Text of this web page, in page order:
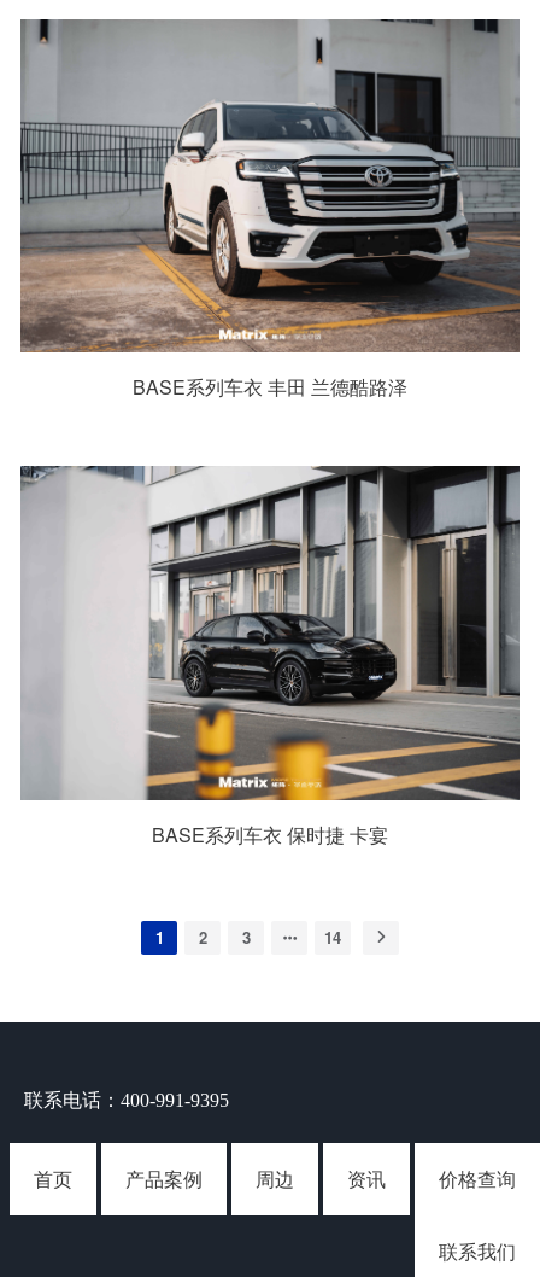
BASE系列车衣 丰田 兰德酷路泽
BASE系列车衣 保时捷 卡宴
1 2 3 14
联系电话：400-991-9395
首页 产品案例 周边 资讯 价格查询
联系我们